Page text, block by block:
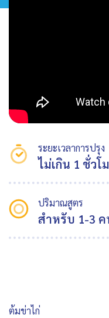
ระยะเวลาการปรุง
ไม่เกิน 1 ชั่วโ
ปริมาณสูตร
สำหรับ 1-3
ต้มข่าไก่